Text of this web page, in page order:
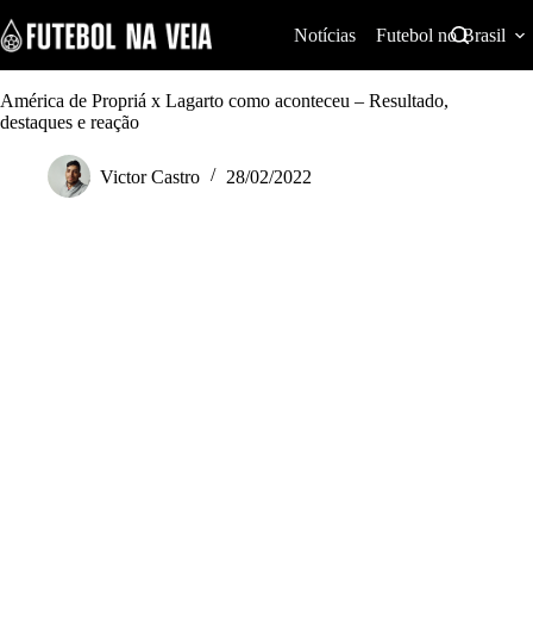
k
i
p
o
Notícias Futebol no Brasil
América de Propriá x Lagarto como aconteceu – Resultado,
destaques e reação
Victor Castro 28/02/2022